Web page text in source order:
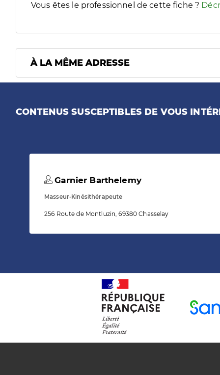
Vous êtes le professionnel de cette fiche ?
À LA MÊME ADRESSE
CONTENUS SUSCEPTIBLES DE VOUS
Garnier Barthelemy
Masseur-Kinésithérapeute
256 Route de Montluzin, 69380 Chasselay